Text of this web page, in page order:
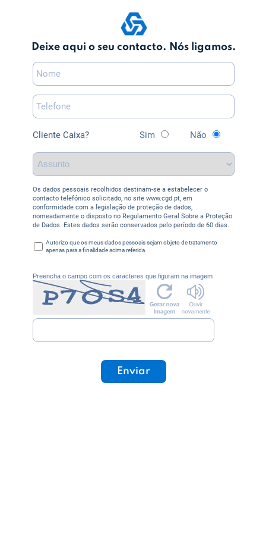
Deixe aqui o seu contacto. Nós ligamos.
Cliente Caixa? Não
Sim
Os dados pessoais recolhidos destinam-se a estabelecer o
contacto telefónico solicitado, no site www.cgd.pt, em
conformidade com a legislação de proteção de dados,
nomeadamente o disposto no Regulamento Geral Sobre a Proteção
de Dados. Estes dados serão conservados pelo período de 60 dias.
Autorizo que os meus dados pessoais sejam objeto de tratamento
apenas para a finalidade acima referida.
Preencha o campo com os caracteres que figuram na imagem